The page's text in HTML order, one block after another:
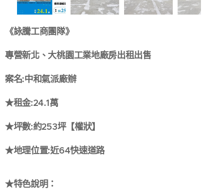
《詠騰工商團隊》
專營新北、大桃園工業地廠房出租出售
案名:中和氣派廠辦
★租金:24.1萬
★坪數:約253坪【權狀】
★地理位置:近64快速道路
★特色說明：